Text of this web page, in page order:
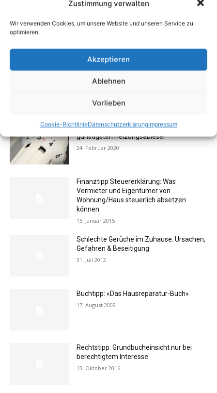
Zustimmung verwalten
Wir verwenden Cookies, um unsere Website und unseren Service zu
optimieren.
Akzeptieren
Ablehnen
Vorlieben
Cookie-RichtlinieDatenschutzerklärungimpressum
systematischen Frühjahrscheck
25. Februar 2020
Mietrecht: Vermieter darf Eigentum des
Mieters nach Auszug nicht einfach
24. Oktober 2019
Liste erleichtert Suche nach dem
günstigsten Heizungsableser
24. Februar 2020
Finanztipp Steuererklärung: Was
Vermieter und Eigentümer von
Wohnung/Haus steuerlich absetzen
können
15. Januar 2015
Schlechte Gerüche im Zuhause: Ursachen,
Gefahren & Beseitigung
31. Juli 2012
Buchtipp: «Das Hausreparatur-Buch»
17. August 2009
Rechtstipp: Grundbucheinsicht nur bei
berechtigtem Interesse
13. Oktober 2016